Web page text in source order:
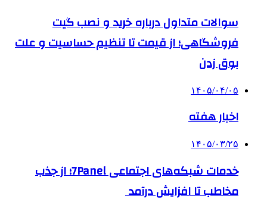
سوالات متداول درباره خرید و نصب گیت
فروشگاهی؛ از قیمت تا تنظیم حساسیت و علت
بوق زدن
۱۴۰۵/۰۴/۰۵
اخبار هفته
۱۴۰۵/۰۳/۲۵
خدمات شبکه‌های اجتماعی 7Panel؛ از جذب
مخاطب تا افزایش درآمد